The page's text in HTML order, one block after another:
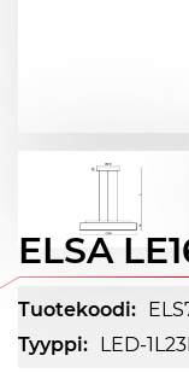
ELSA
Tuotekoodi:
Tyyppi: LED-